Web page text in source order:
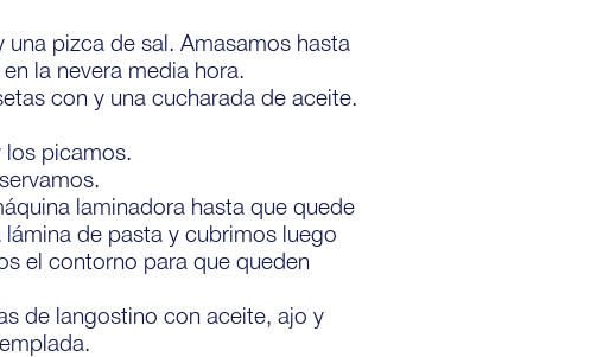
pizca de sal. Amasamos hasta
la nevera media hora.
con y una cucharada de aceite.
los picamos.
laminadora hasta que quede
de pasta y cubrimos luego
el contorno para que queden
de langostino con aceite, ajo y